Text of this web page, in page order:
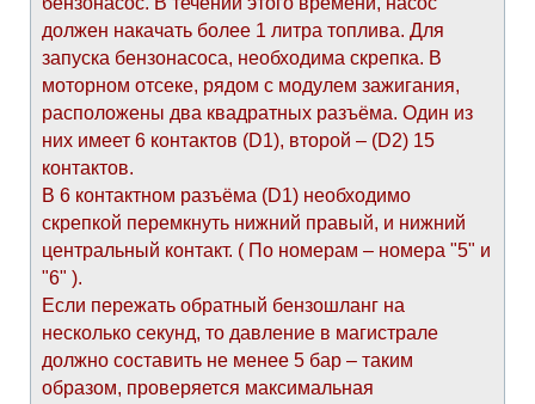
должен накачать более 1 литра топлива. Для
запуска бензонасоса, необходима скрепка. В
моторном отсеке, рядом с модулем зажигания,
расположены два квадратных разъёма. Один из
них имеет 6 контактов (D1), второй – (D2) 15
контактов.
В 6 контактном разъёма (D1) необходимо
скрепкой перемкнуть нижний правый, и нижний
центральный контакт. ( По номерам – номера "5" и
"6" ).
Если пережать обратный бензошланг на
несколько секунд, то давление в магистрале
должно составить не менее 5 бар – таким
образом, проверяется максимальная